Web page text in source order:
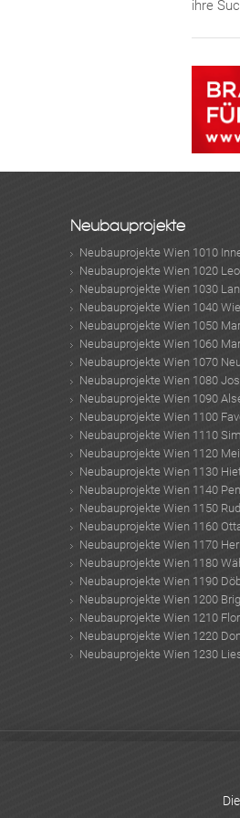
ihre
Neubauprojekte
Neubauprojekte Wien 1010
Neubauprojekte Wien 1020
Neubauprojekte Wien 1030
Neubauprojekte Wien 1040
Neubauprojekte Wien 1050
Neubauprojekte Wien 1060
Neubauprojekte Wien 1070
Neubauprojekte Wien 1080
Neubauprojekte Wien 1090
Neubauprojekte Wien 1100
Neubauprojekte Wien 1110
Neubauprojekte Wien 1120
Neubauprojekte Wien 1130
Neubauprojekte Wien 1140
Neubauprojekte Wien 1150
Neubauprojekte Wien 1160
Neubauprojekte Wien 1170
Neubauprojekte Wien 1180
Neubauprojekte Wien 1190
Neubauprojekte Wien 1200
Neubauprojekte Wien 1210
Neubauprojekte Wien 1220
Neubauprojekte Wien 1230